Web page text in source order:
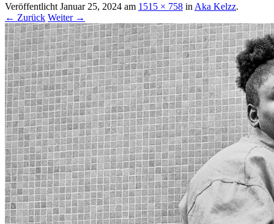
Veröffentlicht Januar 25, 2024 am 1515 × 758 in Aka Kelzz.
← Zurück Weiter →